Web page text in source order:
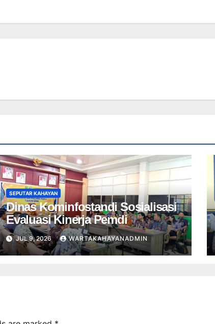
SEPUTAR KAHAYAN
Dinas Kominfostandi Sosialisasi
Evaluasi Kinerja Pemdi
JUL 9, 2026 WARTAKAHAYANADMIN